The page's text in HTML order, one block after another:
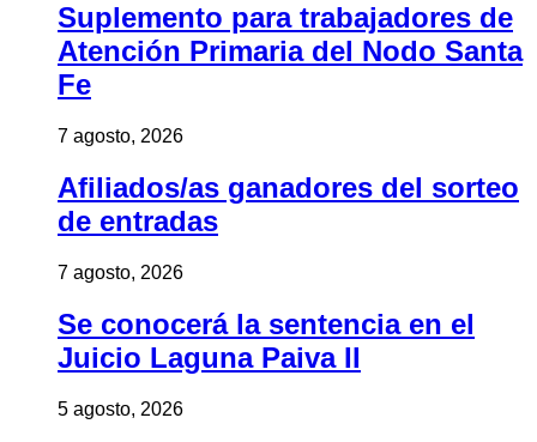
Suplemento para trabajadores de
Atención Primaria del Nodo Santa
Fe
7 agosto, 2026
Afiliados/as ganadores del sorteo
de entradas
7 agosto, 2026
Se conocerá la sentencia en el
Juicio Laguna Paiva II
5 agosto, 2026